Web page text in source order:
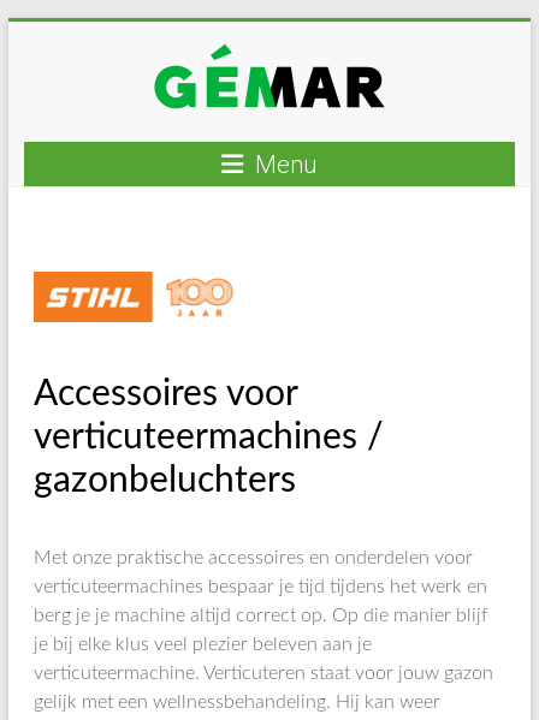
GEMAR
rijplaten
winkel
Menu
Accessoires voor
verticuteermachines /
gazonbeluchters
Met onze praktische accessoires en onderdelen voor
verticuteermachines bespaar je tijd tijdens het werk en
berg je je machine altijd correct op. Op die manier blijf
je bij elke klus veel plezier beleven aan je
verticuteermachine. Verticuteren staat voor jouw gazon
gelijk met een wellnessbehandeling. Hij kan weer